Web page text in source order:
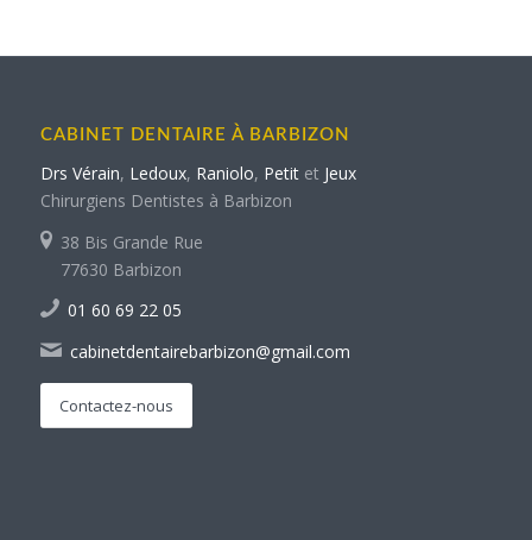
CABINET DENTAIRE À BARBIZON
Drs Vérain, Ledoux, Raniolo, Petitet Jeux
Chirurgiens Dentistes à Barbizon
38 Bis Grande Rue
77630 Barbizon
01 60 69 22 05
cabinetdentairebarbizon@gmail.com
Contactez-nous